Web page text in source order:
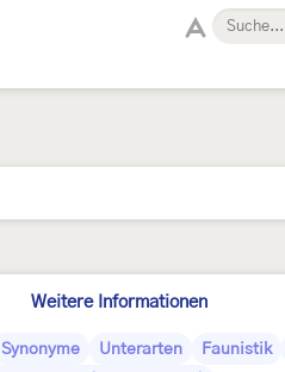
Weitere Informationen
Synonyme Unterarten Faunistik